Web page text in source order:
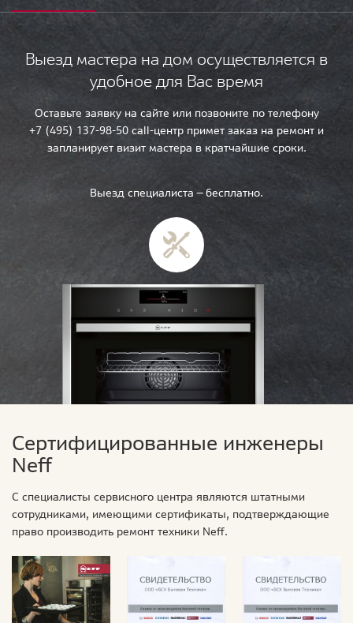
Выезд мастера на дом осуществляется в
удобное для Вас время
Оставьте заявку на сайте или позвоните по телефону
+7 (495) 137-98-50 call-центр примет заказ на ремонт и
запланирует визит мастера в кратчайшие сроки.
Выезд специалиста — бесплатно.
Сертифицированные инженеры
Neff
С специалисты сервисного центра являются штатными
сотрудниками, имеющими сертификаты, подтверждающие
право производить ремонт техники Neff.